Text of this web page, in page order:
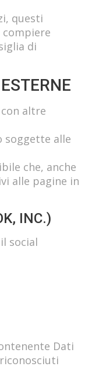
questi
di
altre
soggette alle
che, anche
alle pagine in
INC.)
social
Dati